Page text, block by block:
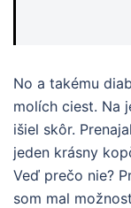
No a takému
molích ciest. Na
išiel skôr.
jeden krásny
Veď prečo nie?
som mal